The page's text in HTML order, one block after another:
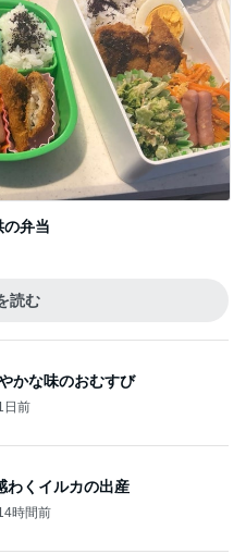
の弁当
読む
かな味のおむすび
日前
わくイルカの出産
時間前